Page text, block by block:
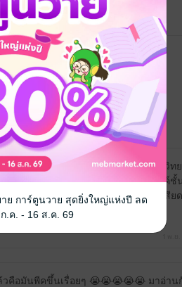
พื่อแสดงความคิดเห็นได้จ้า
ยปมต่างๆ มีความผสมผสานกันกับศัพท์วิท
านแล้วนึกถึงบทสวดมนต์ที่มีชื่อสวรรค์ชั้
บเราไม่เหมือนกัน เราชอบอ่านแนวเสียด
ลางๆสนุกท้ายๆ ลองดูเผื่อจะชอบ
คือมันพีคขึ้นเรื่อยๆ 😭😭😭😭😭 มาอ่าน
ย การ์ตูนวาย สุดยิ่งใหญ่แห่งปี ลด
.ค. - 16 ส.ค. 69